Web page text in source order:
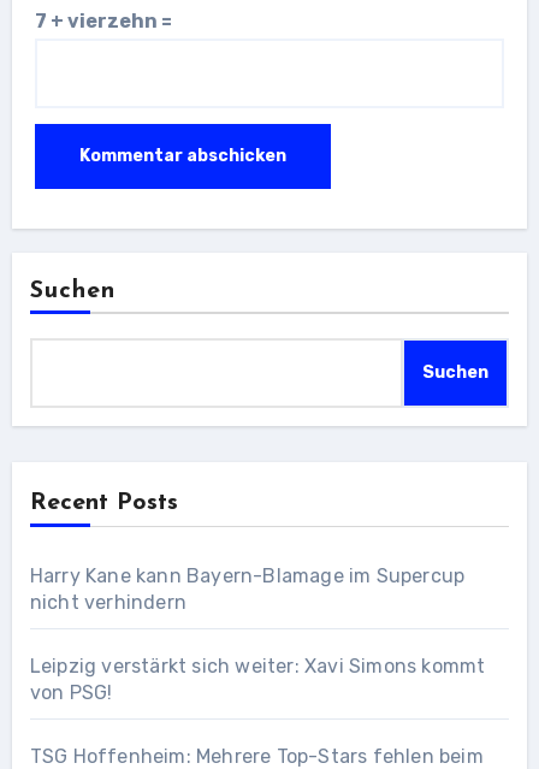
7 + vierzehn =
Suchen
Suchen
Recent Posts
Harry Kane kann Bayern-Blamage im Supercup
nicht verhindern
Leipzig verstärkt sich weiter: Xavi Simons kommt
von PSG!
TSG Hoffenheim: Mehrere Top-Stars fehlen beim